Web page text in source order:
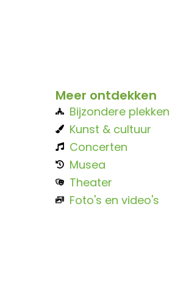
Meer ontdekken
Bijzondere plekken
Kunst & cultuur
Concerten
Musea
Theater
Foto's en video's